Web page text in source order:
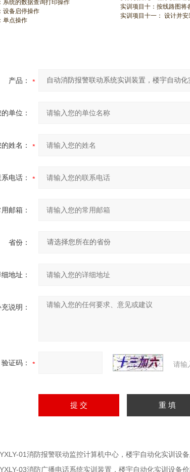
系统的数据查询打印操作
设备启停操作
单点操作
实训项目十：按线路图将
实训项目十一： 设计并
产品：
单位：
姓名：
电话：
邮箱：
省份：
地址：
说明：
验证码： 请输
01消防报警联动监控计算机中心，楼宇自动化实训设
03消防广播电话系统实训装置，楼宇自动化实训设备